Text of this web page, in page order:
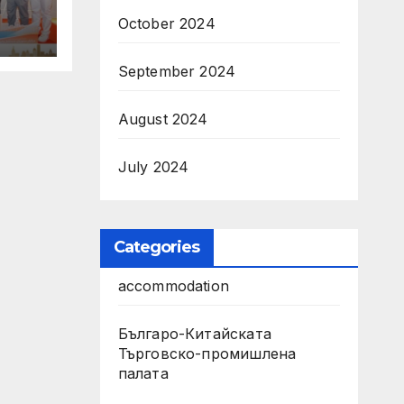
October 2024
September 2024
August 2024
July 2024
Categories
accommodation
Българо-Китайската
Търговско-промишлена
палата